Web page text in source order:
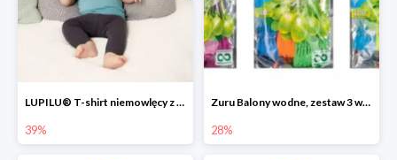
LUPILU® T-shirt niemowlęcy z biobawełny -39%
39%
Zuru Balony wodne, zestaw 3 wiązek -28%
28%